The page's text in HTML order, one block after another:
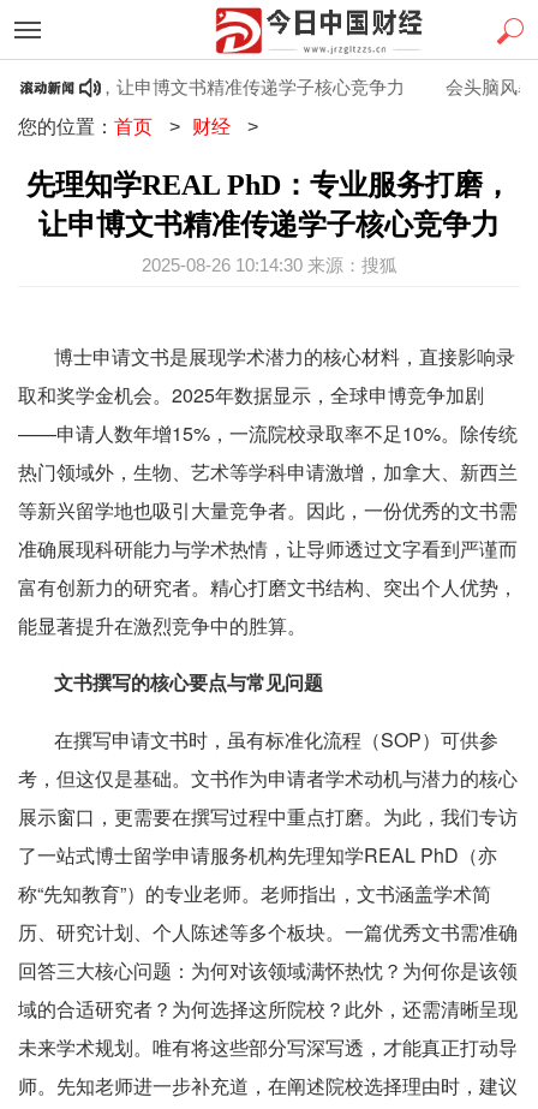
务打磨，让申博文书精准传递学子核心竞争力
会头脑风暴
您的位置： 首页 > 财经 >
先理知学REAL PhD：专业服务打磨，
让申博文书精准传递学子核心竞争力
2025-08-26 10:14:30 来源：搜狐
博士申请文书是展现学术潜力的核心材料，直接影响录
取和奖学金机会。2025年数据显示，全球申博竞争加剧
——申请人数年增15%，一流院校录取率不足10%。除传统
热门领域外，生物、艺术等学科申请激增，加拿大、新西兰
等新兴留学地也吸引大量竞争者。因此，一份优秀的文书需
准确展现科研能力与学术热情，让导师透过文字看到严谨而
富有创新力的研究者。精心打磨文书结构、突出个人优势，
能显著提升在激烈竞争中的胜算。
文书撰写的核心要点与常见问题
在撰写申请文书时，虽有标准化流程（SOP）可供参
考，但这仅是基础。文书作为申请者学术动机与潜力的核心
展示窗口，更需要在撰写过程中重点打磨。为此，我们专访
了一站式博士留学申请服务机构先理知学REAL PhD（亦
称“先知教育”）的专业老师。老师指出，文书涵盖学术简
历、研究计划、个人陈述等多个板块。一篇优秀文书需准确
回答三大核心问题：为何对该领域满怀热忱？为何你是该领
域的合适研究者？为何选择这所院校？此外，还需清晰呈现
未来学术规划。唯有将这些部分写深写透，才能真正打动导
师。先知老师进一步补充道，在阐述院校选择理由时，建议